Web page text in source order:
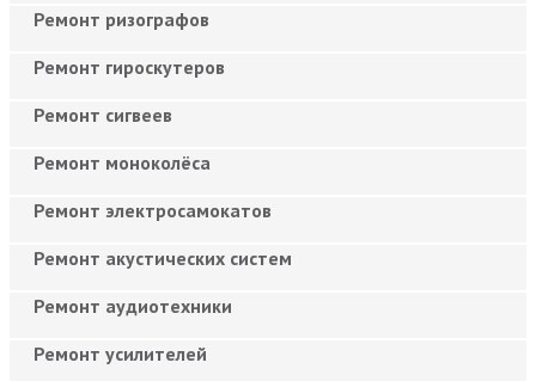
Ремонт ризографов
Ремонт гироскутеров
Ремонт сигвеев
Ремонт моноколёса
Ремонт электросамокатов
Ремонт акустических систем
Ремонт аудиотехники
Ремонт усилителей